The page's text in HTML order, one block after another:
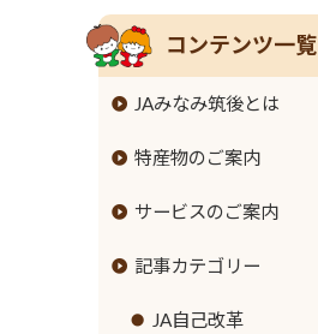
コンテンツ一覧
JAみなみ筑後とは
組合長挨拶
組合員数･組合員組織
情報開示
事業内容
特産物のご案内
米
麦
大豆
サービスのご案内
JAバンクのご案内
ローンのご案内
JA共済のご案内
記事カテゴリー
JA自己改革